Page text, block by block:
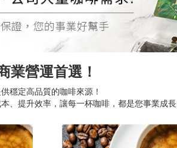
業營運首選！
穩定高品質的咖啡來源！
、提升效率，讓每一杯咖啡，都是您事業成